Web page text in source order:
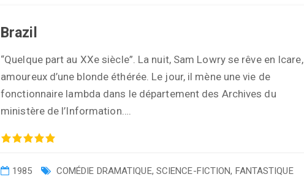
Brazil
“Quelque part au XXe siècle”. La nuit, Sam Lowry se rêve en Icare,
amoureux d’une blonde éthérée. Le jour, il mène une vie de
fonctionnaire lambda dans le département des Archives du
ministère de l’Information….
1985 COMÉDIE DRAMATIQUE, SCIENCE-FICTION, FANTASTIQUE